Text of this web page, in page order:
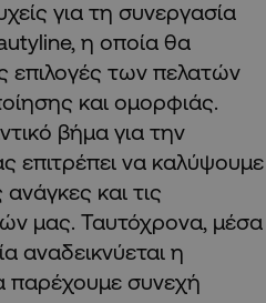
για τη συνεργασία
η οποία θα
επιλογές των πελατών
και ομορφιάς.
βήμα για την
επιτρέπει να καλύψουμε
και τις
μας. Ταυτόχρονα, μέσα
αναδεικνύεται η
συνεχή